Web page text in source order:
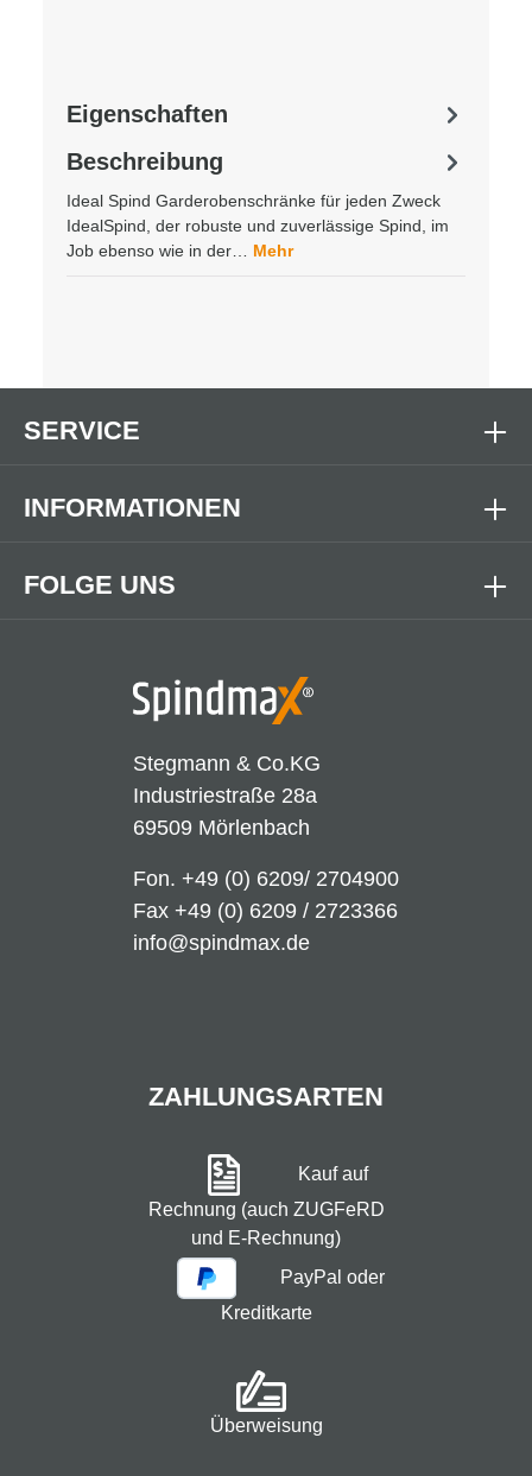
Beschreibung
Ideal Spind Garderobenschränke für jeden Zweck
IdealSpind, der robuste und zuverlässige Spind, im
Job ebenso wie in der… Mehr
Eigenschaften
Stegmann & Co.KG
Industriestraße 28a
69509 Mörlenbach
Fon. +49 (0) 6209/ 2704900
Fax +49 (0) 6209 / 2723366
info@spindmax.de
FOLGE UNS
SERVICE
INFORMATIONEN
ZAHLUNGSARTEN
Kauf auf
Rechnung (auch ZUGFeRD
und E-Rechnung)
PayPal oder
Kreditkarte
Überweisung